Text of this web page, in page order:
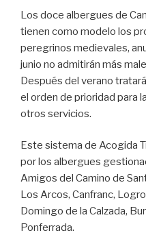
Los doce albergues de
tienen como modelo los
peregrinos medievales,
junio no admitirán más
Después del verano
el orden de prioridad para
otros servicios.
Este sistema de Acogida
por los albergues
Amigos del Camino de
Los Arcos, Canfranc,
Domingo de la Calzada,
Ponferrada.